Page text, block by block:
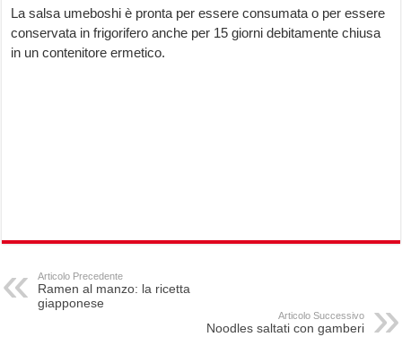
La salsa umeboshi è pronta per essere consumata o per essere
conservata in frigorifero anche per 15 giorni debitamente chiusa
in un contenitore ermetico.
Articolo Precedente
Ramen al manzo: la ricetta
giapponese
Articolo Successivo
Noodles saltati con gamberi